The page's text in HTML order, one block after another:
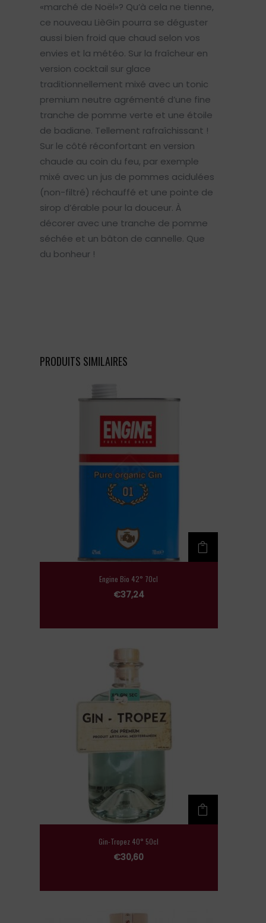
«marché de Noël»? Qu’à cela ne tienne,
ce nouveau LièGin pourra se déguster
aussi bien froid que chaud selon vos
envies et la météo. Sur la fraîcheur en
version cocktail sur glace
traditionnellement mixé avec un tonic
premium neutre agrémenté d’une fine
tranche de pomme verte et une étoile
de badiane. Tellement rafraîchissant !
Sur le côté réconfortant en version
chaude au coin du feu, par exemple
mixé avec un jus de pommes acidulées
(non-filtré) réchauffé et une pointe de
sirop d’érable pour la douceur. À
décorer avec une tranche de pomme
séchée et un bâton de cannelle. Que
du bonheur !
PRODUITS SIMILAIRES
Engine Bio 42° 70cl
€37,24
Gin-Tropez 40° 50cl
€30,60